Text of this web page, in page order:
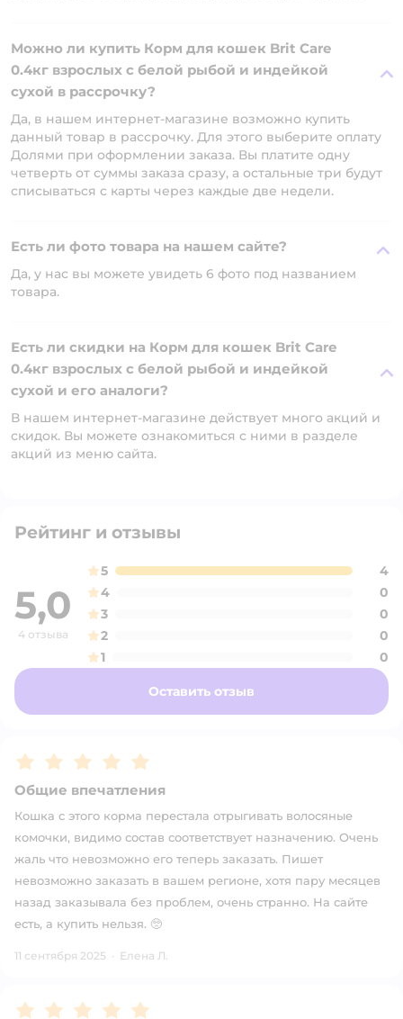
Можно ли купить Корм для кошек Brit Care
0.4кг взрослых с белой рыбой и индейкой
сухой в рассрочку?
Да, в нашем интернет-магазине возможно купить
данный товар в рассрочку. Для этого выберите оплату
Долями при оформлении заказа. Вы платите одну
четверть от суммы заказа сразу, а остальные три будут
списываться с карты через каждые две недели.
Есть ли фото товара на нашем сайте?
Да, у нас вы можете увидеть 6 фото под названием
товара.
Есть ли скидки на Корм для кошек Brit Care
0.4кг взрослых с белой рыбой и индейкой
сухой и его аналоги?
В нашем интернет-магазине действует много акций и
скидок. Вы можете ознакомиться с ними в разделе
акций из меню сайта.
Рейтинг и отзывы
5,0
4 отзыва
5
4
4
0
3
0
2
0
1
0
Оставить отзыв
Рейтинг:5
Общие впечатления
Кошка с этого корма перестала отрыгивать волосяные
комочки, видимо состав соответствует назначению. Очень
жаль что невозможно его теперь заказать. Пишет
невозможно заказать в вашем регионе, хотя пару месяцев
назад заказывала без проблем, очень странно. На сайте
есть, а купить нельзя. 🥺
11 сентября 2025 · Елена Л.
Рейтинг:5